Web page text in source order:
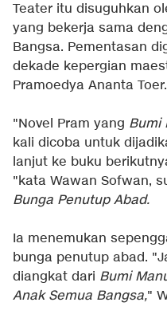
Teater itu disuguhkan
yang bekerja sama
Bangsa. Pementasan
dekade kepergian
Pramoedya Ananta Toer.
"Novel Pram yang Bumi
kali dicoba untuk
lanjut ke buku
"kata Wawan Sofwan,
Bunga Penutup Abad.
Ia menemukan
bunga penutup abad.
diangkat dari Bumi
Anak Semua Bangsa,"